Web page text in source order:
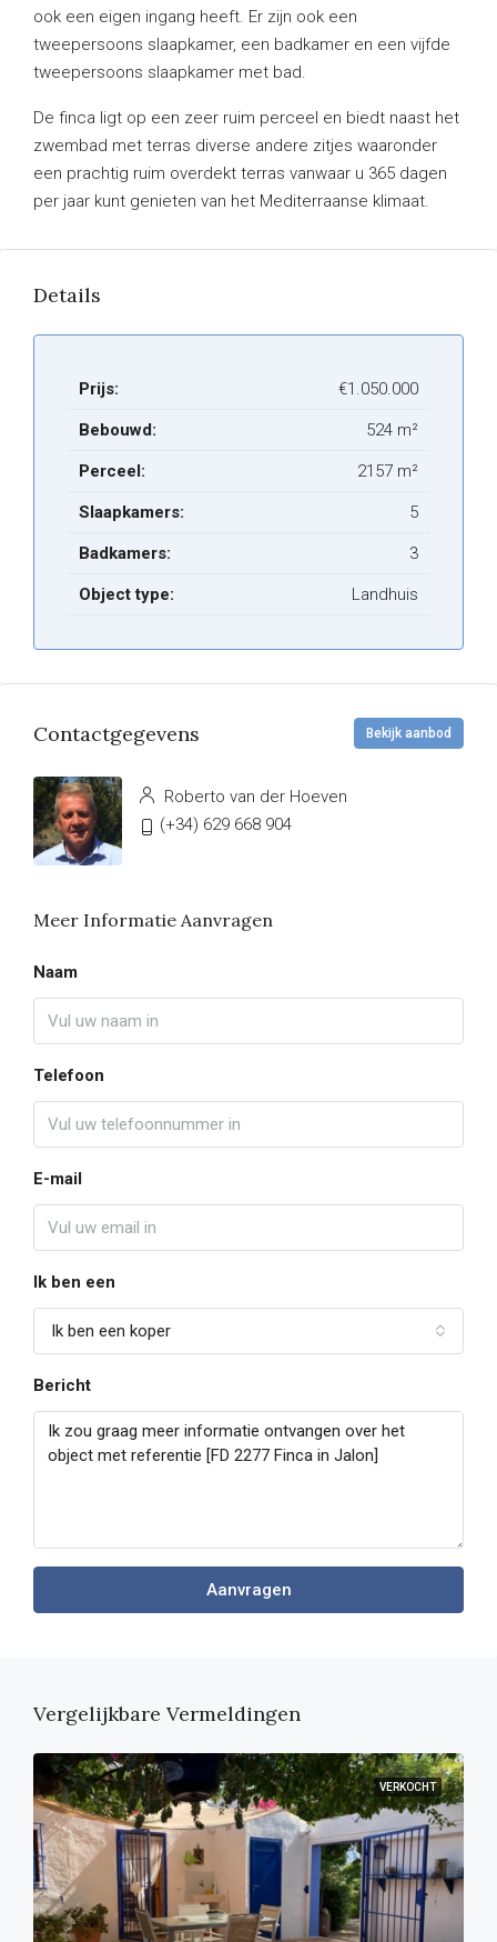
ook een eigen ingang heeft. Er zijn ook een
tweepersoons slaapkamer, een badkamer en een vijfde
tweepersoons slaapkamer met bad.
De finca ligt op een zeer ruim perceel en biedt naast het
zwembad met terras diverse andere zitjes waaronder
een prachtig ruim overdekt terras vanwaar u 365 dagen
per jaar kunt genieten van het Mediterraanse klimaat.
Details
Prijs: €1.050.000
Bebouwd: 524 m²
Perceel: 2157 m²
Slaapkamers: 5
Badkamers: 3
Object type: Landhuis
Contactgegevens Bekijk aanbod
Roberto van der Hoeven
(+34) 629 668 904
Meer Informatie Aanvragen
Naam
Telefoon
E-mail
Ik ben een
Ik ben een koper
Bericht
Aanvragen
Vergelijkbare Vermeldingen
VERKOCHT